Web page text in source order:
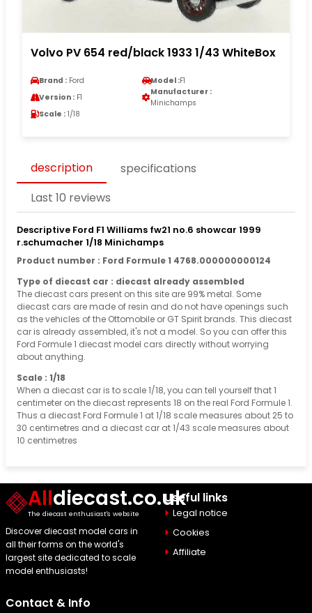
Volvo PV 654 red/black 1933 1/43 WhiteBox
Brand : Ford Model :F1
Version : F1
Manufacturer :
Minichamps
Scale : 1/18
description
specifications
Last 10 reviews
Descriptive Ford F1 Williams fw21 no.6 showcar 1999
r.schumacher 1/18 Minichamps
Product number : Ford Formule 1 4768.000000000124
Type of diecast car : diecast already assembled
The diecast cars present on this site are 99% metal. Some
diecast cars are made of resin and do not have openings such
as the vehicles of the Ottomobile or GT Spirit brands. This diecast
car is already assembled, it's not a model. So you can offer this
Ford Formule 1 diecast model cars directly without worrying
about anything.
Scale : 1/18
When a diecast car is to scale 1/18, you can tell yourself that 1
centimeter on the diecast represents 18 on the real Ford Formule 1.
Thus a diecast Ford Formule 1 at 1/18 scale measures about 25 to
30 centimetres and a diecast car at 1/43 scale measures about
10 centimetres
Alldiecast.co.uk
The diecast enthusiast's website
Discover diecast model cars in
all their forms on the world's
largest site dedicated to scale
model enthusiasts!
Useful links
Legal notice
Cookies
Affiliate
Contact & Info